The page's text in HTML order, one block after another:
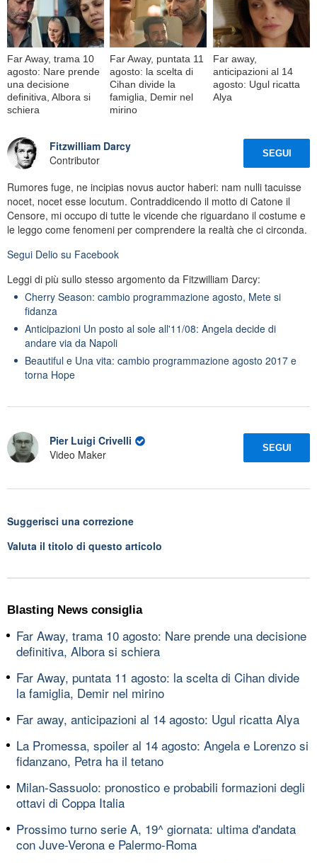
Far Away, trama 10
agosto: Nare prende
una decisione
definitiva, Albora si
schiera
Far Away, puntata 11
agosto: la scelta di
Cihan divide la
famiglia, Demir nel
mirino
Far away,
anticipazioni al 14
agosto: Ugul ricatta
Alya
Fitzwilliam Darcy
Contributor
SEGUI
Rumores fuge, ne incipias novus auctor haberi: nam nulli tacuisse
nocet, nocet esse locutum. Contraddicendo il motto di Catone il
Censore, mi occupo di tutte le vicende che riguardano il costume e
le leggo come fenomeni per comprendere la realtà che ci circonda.
Segui Delio su Facebook
Leggi di più sullo stesso argomento da Fitzwilliam Darcy:
Cherry Season: cambio programmazione agosto, Mete si
fidanza
Anticipazioni Un posto al sole all'11/08: Angela decide di
andare via da Napoli
Beautiful e Una vita: cambio programmazione agosto 2017 e
torna Hope
Pier Luigi Crivelli
Video Maker
SEGUI
Suggerisci una correzione
Valuta il titolo di questo articolo
Blasting News consiglia
Far Away, trama 10 agosto: Nare prende una decisione
definitiva, Albora si schiera
Far Away, puntata 11 agosto: la scelta di Cihan divide
la famiglia, Demir nel mirino
Far away, anticipazioni al 14 agosto: Ugul ricatta Alya
La Promessa, spoiler al 14 agosto: Angela e Lorenzo si
fidanzano, Petra ha il tetano
Milan-Sassuolo: pronostico e probabili formazioni degli
ottavi di Coppa Italia
Prossimo turno serie A, 19^ giornata: ultima d'andata
con Juve-Verona e Palermo-Roma